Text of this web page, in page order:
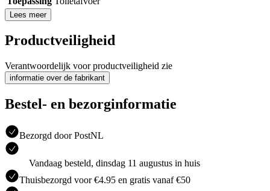
Lees meer
Productveiligheid
Verantwoordelijk voor productveiligheid zie
informatie over de fabrikant
Bestel- en bezorginformatie
Bezorgd door PostNL
Vandaag besteld, dinsdag 11 augustus in huis
Thuisbezorgd voor €4.95 en gratis vanaf €50